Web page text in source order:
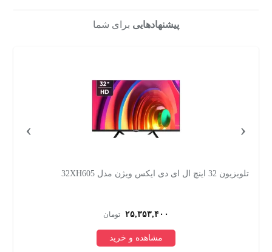
پیشنهادهایی برای شما
تلویزیون 50 اینچ ال ای دی هوشمند سام مدل UA50CU7750CC
۵۵,۰۶۹,۰۰۰ تومان
مشاهده و خرید
‹
›